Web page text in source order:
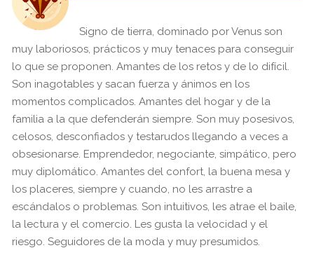
Signo de tierra, dominado por Venus son
muy laboriosos, prácticos y muy tenaces para conseguir
lo que se proponen. Amantes de los retos y de lo difícil.
Son inagotables y sacan fuerza y ánimos en los
momentos complicados. Amantes del hogar y de la
familia a la que defenderán siempre. Son muy posesivos,
celosos, desconfiados y testarudos llegando a veces a
obsesionarse. Emprendedor, negociante, simpático, pero
muy diplomático. Amantes del confort, la buena mesa y
los placeres, siempre y cuando, no les arrastre a
escándalos o problemas. Son intuitivos, les atrae el baile,
la lectura y el comercio. Les gusta la velocidad y el
riesgo. Seguidores de la moda y muy presumidos.